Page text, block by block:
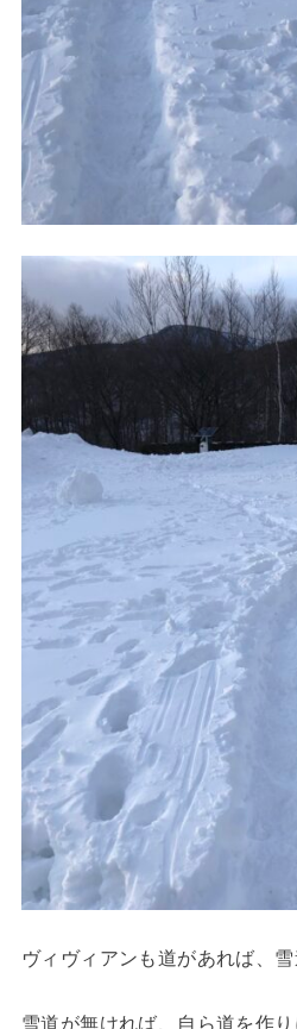
ヴィヴィアンも道があれば、雪
雪道が無ければ、自ら道を作